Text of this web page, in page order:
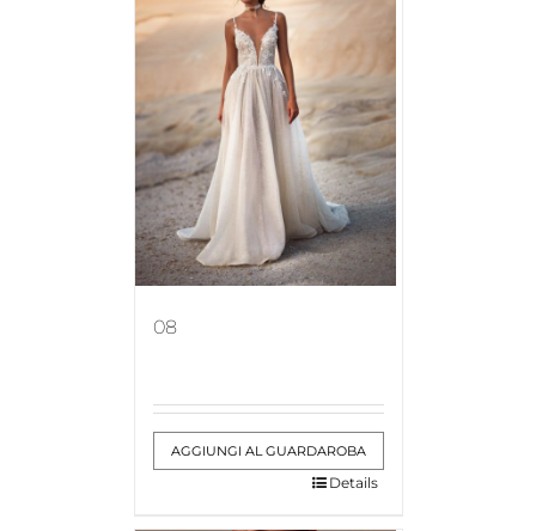
08
AGGIUNGI AL GUARDAROBA
Details